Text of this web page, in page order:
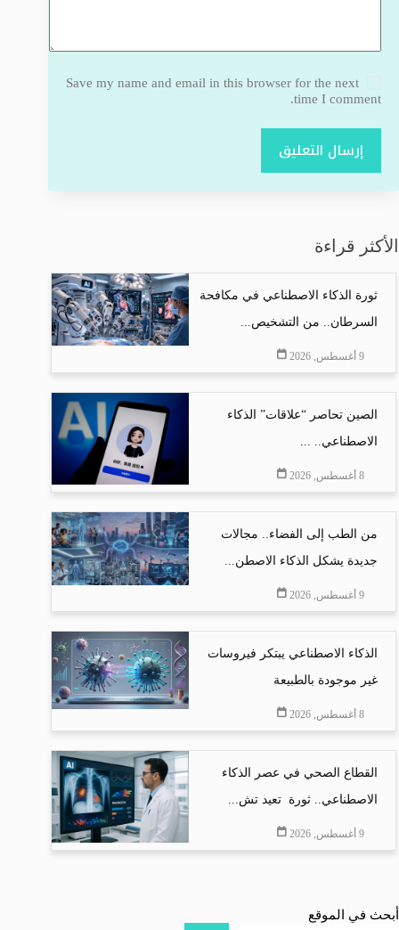
Save my name and email in this browser for the next
time I comment.
إرسال التعليق
الأكثر قراءة
ثورة الذكاء الاصطناعي في مكافحة
السرطان.. من التشخيص...
9 أغسطس, 2026
الصين تحاصر “علاقات” الذكاء
الاصطناعي.. ...
8 أغسطس, 2026
من الطب إلى الفضاء.. مجالات
جديدة يشكل الذكاء الاصطن...
9 أغسطس, 2026
الذكاء الاصطناعي يبتكر فيروسات
غير موجودة بالطبيعة
8 أغسطس, 2026
القطاع الصحي في عصر الذكاء
الاصطناعي.. ثورة تعيد تش...
9 أغسطس, 2026
أبحث في الموقع